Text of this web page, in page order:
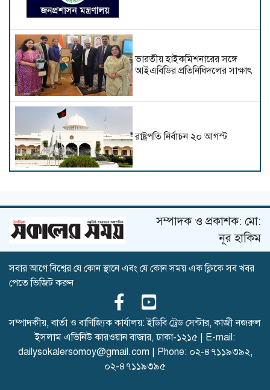
ভারতীয় হাইক‌মিশনা‌রের স‌ঙ্গে
আইএবিডির প্রতি‌নি‌ধিদ‌লের সাক্ষাৎ
রাষ্ট্রপতি নির্বাচন ২০ আগস্ট
পুলিশ মোতায়েন
হাড়ি-পাতিল, গ্যাসের চুলা নিয়ে ১১
আমরা যেন জুলাইকে হারিয়ে না
ফেলি : রাষ্ট্রপতি
সম্পাদক ও প্রকাশক: মো:
নূর হাকিম
সবার আগে বিশ্বের যে কোন স্থানে এবং যে কোন সময় এক ক্লিকে সব খবর
পেতে ভিজিট করুন
সম্পাদকীয়, বার্তা ও বাণিজ্যিক কার্যালয়: ইডিবি ট্রেড সেন্টার, কাজী নজরুল
ইসলাম এভিনিউ কারওয়ান বাজার, ঢাকা-১২১৫ | E-mail:
dailysokalersomoy@gmail.com | Phone: ০২-৪৭১১৯৩৯২,
০২-৪৭১১৯৩৯৫